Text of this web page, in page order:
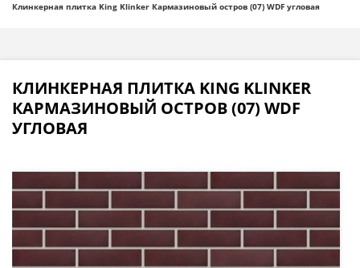
Клинкерная плитка King Klinker Кармазиновый остров (07) WDF угловая
КЛИНКЕРНАЯ ПЛИТКА KING KLINKER
КАРМАЗИНОВЫЙ ОСТРОВ (07) WDF
УГЛОВАЯ